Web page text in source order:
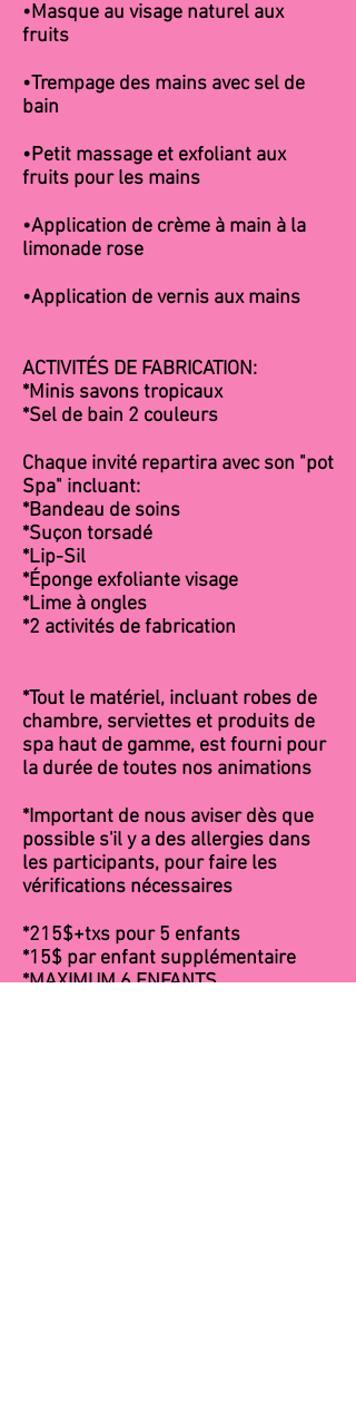
•Masque au visage naturel aux
fruits
•Trempage des mains avec sel de
bain
•Petit massage et exfoliant aux
fruits pour les mains
•Application de crème à main à la
limonade rose
•Application de vernis aux mains
ACTIVITÉS DE FABRICATION:
*Minis savons tropicaux
*Sel de bain 2 couleurs
Chaque invité repartira avec son "pot
Spa" incluant:
*Bandeau de soins
*Suçon torsadé
*Lip-Sil
*Éponge exfoliante visage
*Lime à ongles
*2 activités de fabrication
*Tout le matériel, incluant robes de
chambre, serviettes et produits de
spa haut de gamme, est fourni pour
la durée de toutes nos animations
*Important de nous aviser dès que
possible s'il y a des allergies dans
les participants, pour faire les
vérifications nécessaires
*215$+txs pour 5 enfants
*15$ par enfant supplémentaire
*MAXIMUM 6 ENFANTS